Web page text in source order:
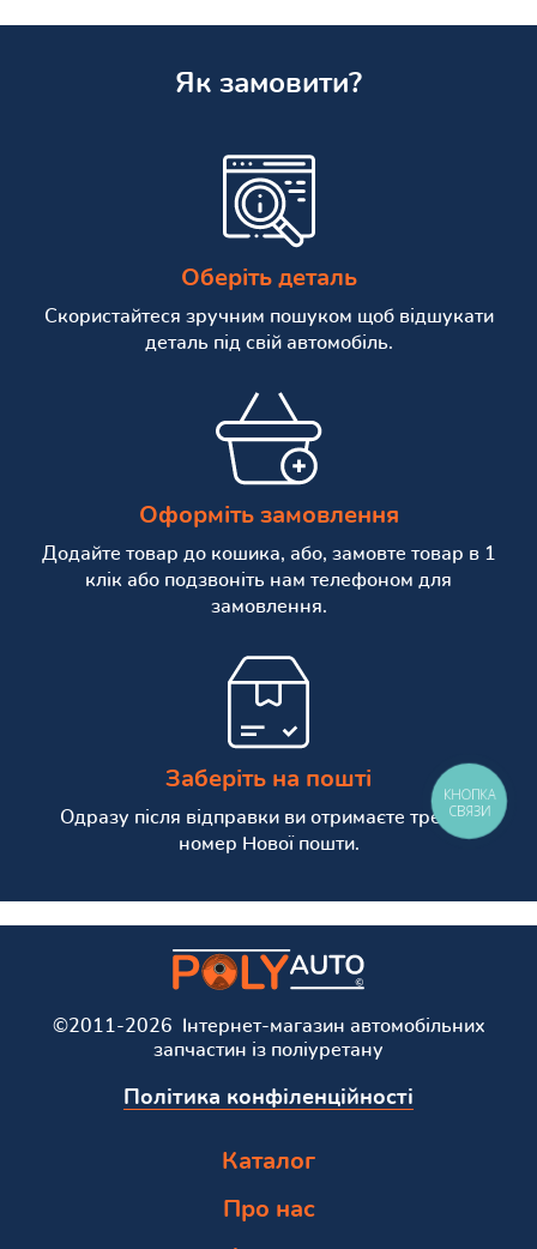
Як замовити?
Оберіть деталь
Скористайтеся зручним пошуком щоб відшукати
деталь під свій автомобіль.
Оформіть замовлення
Додайте товар до кошика, або, замовте товар в 1
клік або подзвоніть нам телефоном для
замовлення.
Заберіть на пошті
Одразу після відправки ви отримаєте трекінг
номер Нової пошти.
©2011-2026 Інтернет-магазин автомобільних
запчастин із поліуретану
Політика конфіленційності
Каталог
Про нас
КНОПКА
СВЯЗИ